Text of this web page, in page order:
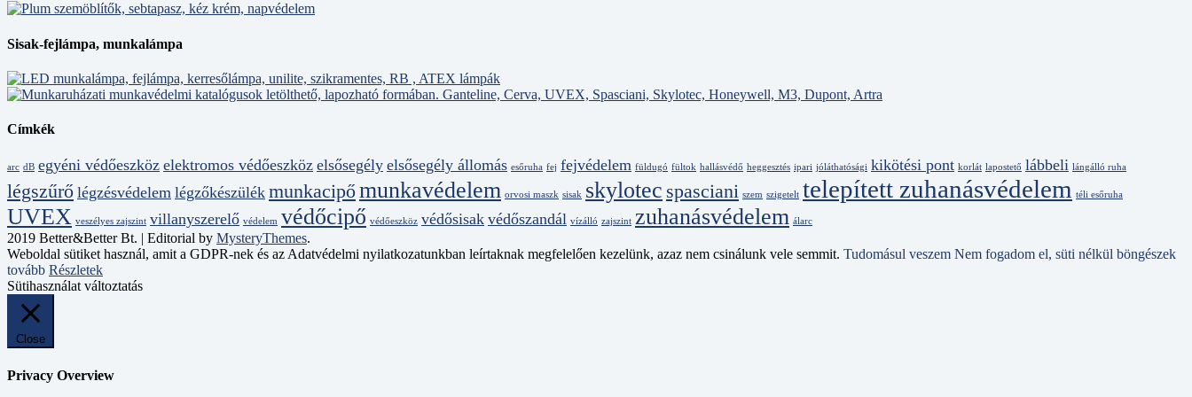
Sisak-fejlámpa, munkalámpa
Címkék
arc dB egyéni védőeszköz elektromos védőeszköz elsősegély elsősegély állomás esőruha fej fejvédelem füldugó fültok hallásvédő heggesztés ipari jóláthatósági kikötési pont korlát lapostető lábbeli lángálló ruha
légszűrő légzésvédelem légzőkészülék munkacipőmunkavédelem orvosi maszk sisak skylotec spasciani szem szigetelt telepített zuhanásvédelem téli esőruha
UVEX veszélyes zajszint villanyszerelő védelem védőcipő védőeszköz védősisak védőszandál vízálló zajszint zuhanásvédelem álarc
2019 Better&Better Bt. Editorial by MysteryThemes.
Weboldal sütiket használ, amit a GDPR-nek és az Adatvédelmi nyilatkozatunkban leírtaknak megfelelően kezelünk, azaz nem csinálunk vele semmit. Tudomásul veszem Nem fogadom el, süti nélkül böngészek
tovább Részletek
Sütihasználat változtatás
Close
Privacy Overview